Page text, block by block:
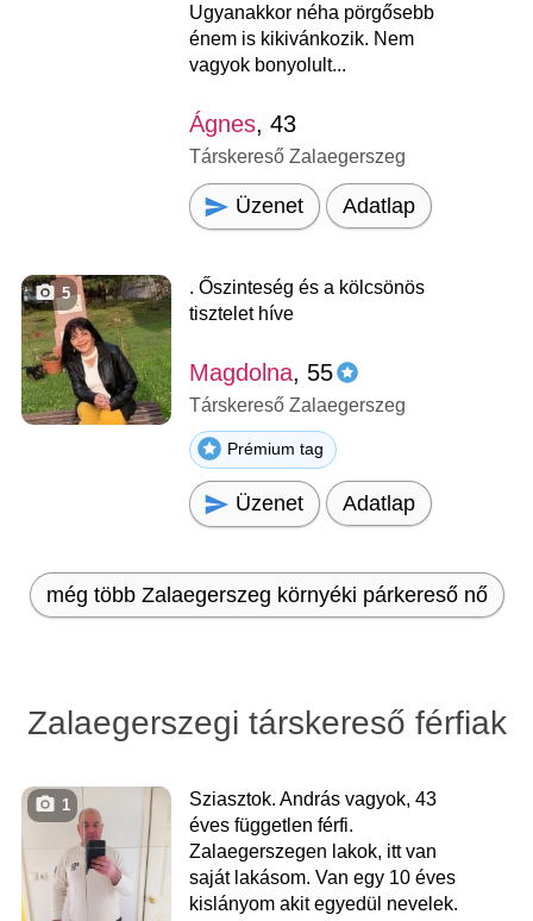
Ugyanakkor néha pörgősebb
énem is kikivánkozik. Nem
vagyok bonyolult...
Ágnes, 43
Társkereső Zalaegerszeg
Üzenet Adatlap
5
. Őszinteség és a kölcsönös
tisztelet híve
Magdolna, 55
Társkereső Zalaegerszeg
Prémium tag
Üzenet Adatlap
még több Zalaegerszeg környéki párkereső nő
Zalaegerszegi társkereső férfiak
1
Sziasztok. András vagyok, 43
éves független férfi.
Zalaegerszegen lakok, itt van
saját lakásom. Van egy 10 éves
kislányom akit egyedül nevelek.